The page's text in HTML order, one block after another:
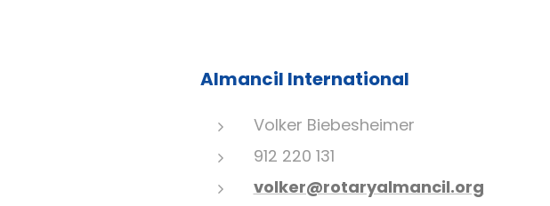
Almancil International
Volker Biebesheimer
912 220 131
volker@rotaryalmancil.org